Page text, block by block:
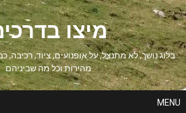
Skip
to
content
מיצו
בלוג נושך, לא מתנצל, על אופנועים, ציוד,
מהירות וכל מה שביניהם
MENU